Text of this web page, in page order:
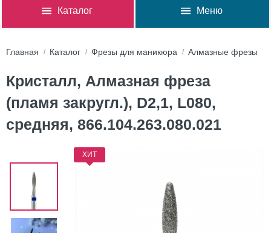
Каталог Меню
Главная Каталог Фрезы для маникюра Алмазные фрезы
Кристалл, Алмазная фреза
(пламя закругл.), D2,1, L080,
средняя, 866.104.263.080.021
ХИТ